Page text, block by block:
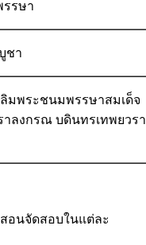
รรษา
ชา
มพระชนมพรรษาสมเด็จ
าลงกรณ บดินทรเทพยวรา
อนจัดสอบในแต่ละ